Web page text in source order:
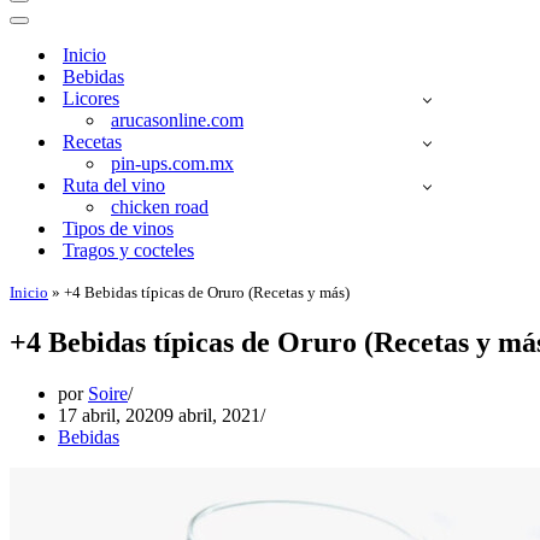
Menú
de
Menú
navegación
Inicio
Bebidas
Licores
arucasonline.com
Recetas
pin-ups.com.mx
Ruta del vino
chicken road
Tipos de vinos
Tragos y cocteles
Inicio » +4 Bebidas típicas de Oruro (Recetas y más)
+4 Bebidas típicas de Oruro (Recetas y
por Soire
17 abril, 20209 abril, 2021
Bebidas